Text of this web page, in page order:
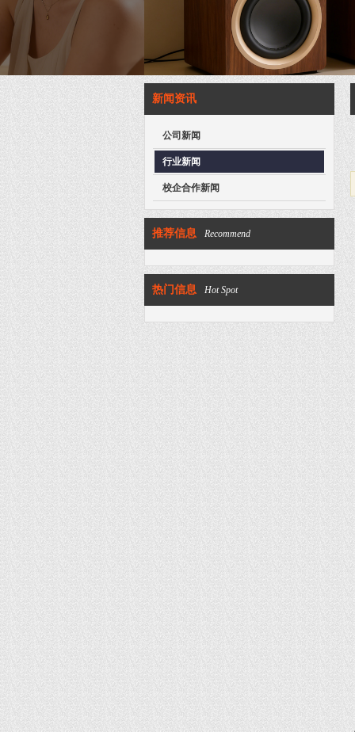
新闻资讯
公司新闻
行业新闻
校企合作新闻
推荐信息 Recommend
热门信息 Hot Spot